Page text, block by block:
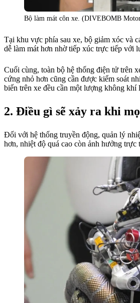
Bộ làm mát côn xe. (DIVEBOMB
Tại khu vực phía sau xe, bộ giảm xóc và
dễ làm mát hơn nhờ tiếp xúc trực tiếp với
Cuối cùng, toàn bộ hệ thống điện tử trên
cứng nhỏ hơn cũng cần được kiểm soát
biến trên xe đều cần một lượng không
Điều gì sẽ xảy ra khi
Đối với hệ thống truyền động, quản lý
hơn, nhiệt độ quá cao còn ảnh hưởng